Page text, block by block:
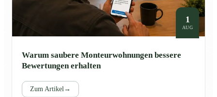
1
AUG
Warum saubere Monteurwohnungen bessere
Bewertungen erhalten
Zum Artikel →